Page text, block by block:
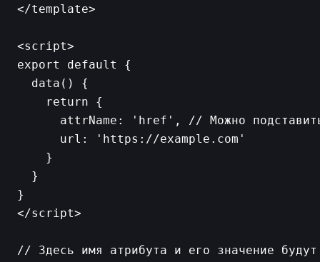
</template>
<script>
export default {
  data() {
    return {
attrName: 'href', // Можно
      url: 'https://example.com'
    }
  }
}
</script>